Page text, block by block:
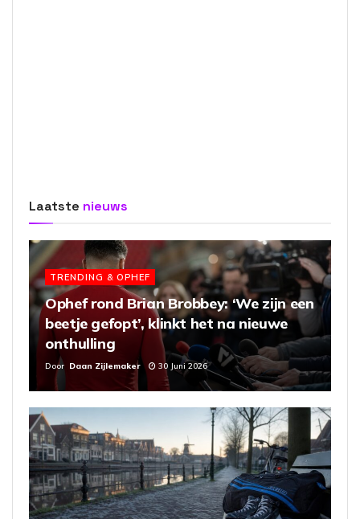
Laatste nieuws
TRENDING & OPHEF
Ophef rond Brian Brobbey: ‘We zijn een
beetje gefopt’, klinkt het na nieuwe
onthulling
Door Daan Zijlemaker 30 Juni 2026